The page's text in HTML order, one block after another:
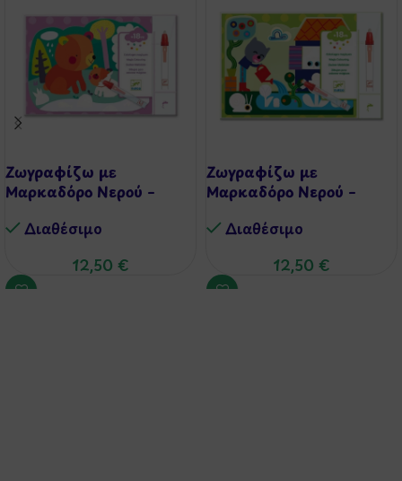
Ζωγραφίζω με
Μαρκαδόρο Νερού –
Διαθέσιμo
12,50 €
Ζωγραφίζω με
Μαρκαδόρο Νερού –
Διαθέσιμo
12,50 €